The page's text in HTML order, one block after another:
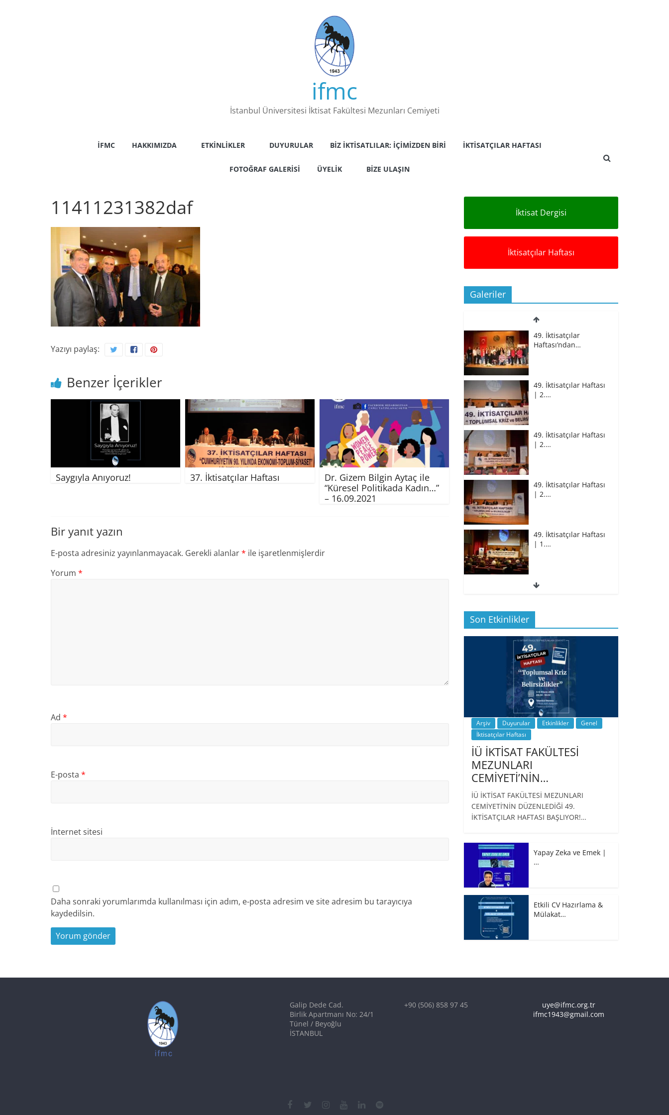
ifmc
İstanbul Üniversitesi İktisat Fakültesi Mezunları Cemiyeti
İFMC HAKKIMIZDA ETKINLIKLER DUYURULAR BIZ İKTISATLILAR: İÇIMIZDEN BIRI İKTISATÇILAR HAFTASI
FOTOĞRAF GALERISI ÜYELIK BIZE ULAŞIN
11411231382daf
Yazıyı paylaş:
Benzer İçerikler
Saygıyla Anıyoruz! 37. İktisatçılar Haftası
Dr. Gizem Bilgin Aytaç ile
“Küresel Politikada Kadın…”
– 16.09.2021
Bir yanıt yazın
E-posta adresiniz yayınlanmayacak. Gerekli alanlar* ile işaretlenmişlerdir
Yorum *
Ad *
E-posta *
İnternet sitesi
Daha sonraki yorumlarımda kullanılması için adım, e-posta adresim ve site adresim bu tarayıcıya
kaydedilsin.
İktisat Dergisi
İktisatçılar Haftası
Galeriler
49. İktisatçılar
Haftası’ndan…
49. İktisatçılar Haftası
| 2.…
49. İktisatçılar Haftası
| 2.…
49. İktisatçılar Haftası
| 2.…
49. İktisatçılar Haftası
| 1.…
49. İktisatçılar Haftası
BİZ İKTİSATLILAR:
İÇİMİZDEN BİRİ PROF.…
Son Etkinlikler
Arşiv Duyurular Etkinlikler
Genel
İktisatçılar Haftası
İÜ İKTİSAT FAKÜLTESİ
MEZUNLARI
CEMİYETİ’NİN…
İÜ İKTİSAT FAKÜLTESİ MEZUNLARI
CEMİYETİ’NİN DÜZENLEDİĞİ 49.
İKTİSATÇILAR HAFTASI BAŞLIYOR!…
Yapay Zeka ve Emek |
…
Etkili CV Hazırlama &
Mülakat…
Galip Dede Cad.
Birlik Apartmanı No: 24/1
Tünel / Beyoğlu
İSTANBUL
+90 (506) 858 97 45
uye@ifmc.org.tr
ifmc1943@gmail.com